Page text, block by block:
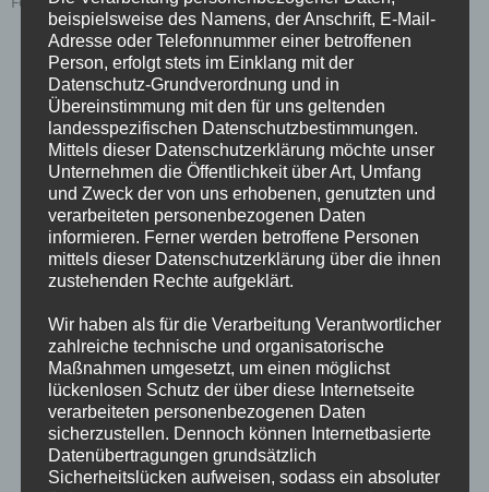
Schlüsseldienst Bonkowski GmbH
Osnabrücker Straße 324
49152 Bad Essen
Tel.: 05472/2700
eMail:info@schluesseldienst-bonkowski.de
Öffnungszeiten:
Nach Vereinbarung
Aktuelles:
beispielsweise des Namens, der Anschrift, E-Mail-
Adresse oder Telefonnummer einer betroffenen
Person, erfolgt stets im Einklang mit der
Datenschutz-Grundverordnung und in
Übereinstimmung mit den für uns geltenden
landesspezifischen Datenschutzbestimmungen.
Mittels dieser Datenschutzerklärung möchte unser
Unternehmen die Öffentlichkeit über Art, Umfang
und Zweck der von uns erhobenen, genutzten und
verarbeiteten personenbezogenen Daten
informieren. Ferner werden betroffene Personen
mittels dieser Datenschutzerklärung über die ihnen
zustehenden Rechte aufgeklärt.
Wir haben als für die Verarbeitung Verantwortlicher
zahlreiche technische und organisatorische
Maßnahmen umgesetzt, um einen möglichst
lückenlosen Schutz der über diese Internetseite
verarbeiteten personenbezogenen Daten
sicherzustellen. Dennoch können Internetbasierte
Datenübertragungen grundsätzlich
Sicherheitslücken aufweisen, sodass ein absoluter